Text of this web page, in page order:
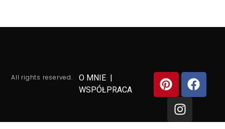
All rights reserved. O MNIE |
WSPÓŁPRACA